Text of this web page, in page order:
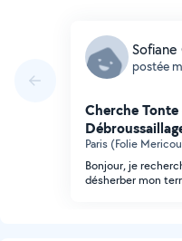
Sofiane
postée
Cherche
Paris (Folie
Bonjour, je
désherber mon